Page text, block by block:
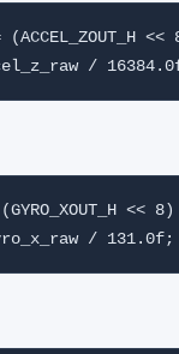
<<
<< 8) |